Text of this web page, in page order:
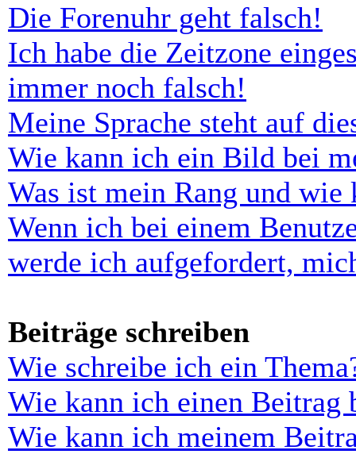
Die Forenuhr geht falsch!
Ich habe die Zeitzone
immer noch falsch!
Meine Sprache steht auf
Wie kann ich ein Bild bei
Was ist mein Rang und wie
Wenn ich bei einem
werde ich aufgefordert,
Beiträge schreiben
Wie schreibe ich ein
Wie kann ich einen Beitrag
Wie kann ich meinem